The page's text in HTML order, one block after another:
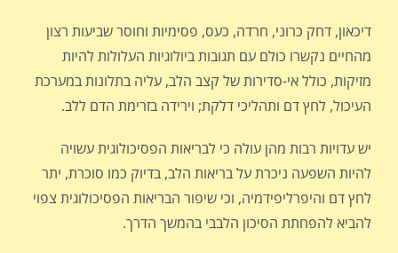
דיכאון, דחק כרוני, חרדה, כעס, פסימיות וחוסר שביעות רצון
מהחיים נקשרו כולם עם תגובות ביולוגיות העלולות להיות
מזיקות, כולל אי-סדירות של קצב הלב, עליה בתלונות במערכת
העיכול, לחץ דם ותהליכי דלקת; וירידה בזרימת הדם ללב.
יש עדויות רבות מהן עולה כי לבריאות הפסיכולוגית עשויה
להיות השפעה ניכרת על בריאות הלב, בדיוק כמו סוכרת, יתר
לחץ דם והיפרליפידמיה, וכי שיפור הבריאות הפסיכולוגית צפוי
להביא להפחתת הסיכון הלבבי בהמשך הדרך.